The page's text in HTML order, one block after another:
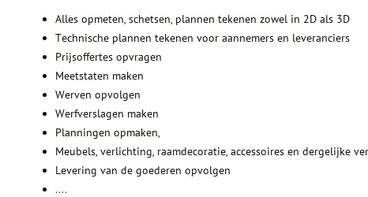
Alles opmeten, schetsen, plannen tekenen zowel in 2D als 3D
Technische plannen tekenen voor aannemers en leveranciers
Prijsoffertes opvragen
Meetstaten maken
Werven opvolgen
Werfverslagen maken
Planningen opmaken,
Meubels, verlichting, raamdecoratie, accessoires en dergelijke
Levering van de goederen opvolgen
….